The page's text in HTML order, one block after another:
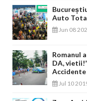
Auto
Jun 08
Romanul
DA,
Accidente
Jul 10